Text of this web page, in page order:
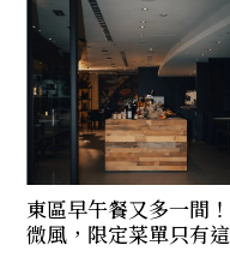
東區早午餐又多一間
微風，限定菜單只有